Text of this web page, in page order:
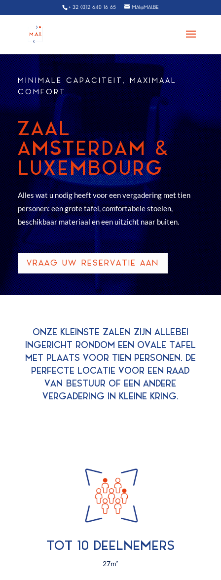
+ 32 (0)2 640 16 65 MAI@MAI.BE
MINIMALE CAPACITEIT, MAXIMAAL
COMFORT
ZAAL
AMSTERDAM &
LUXEMBOURG
Alles wat u nodig heeft voor een vergadering met tien
personen: een grote tafel, comfortabele stoelen,
beschikbaar materiaal en een uitzicht naar buiten.
VRAAG UW RESERVATIE AAN
ONZE KLEINSTE ZALEN ZIJN ALLEBEI
INGERICHT RONDOM EEN OVALE TAFEL
MET PLAATS VOOR TIEN PERSONEN. DE
PERFECTE LOCATIE VOOR EEN RAAD
VAN BESTUUR OF EEN ANDERE
VERGADERING IN KLEINE KRING.
TOT 10 DEELNEMERS
27m²